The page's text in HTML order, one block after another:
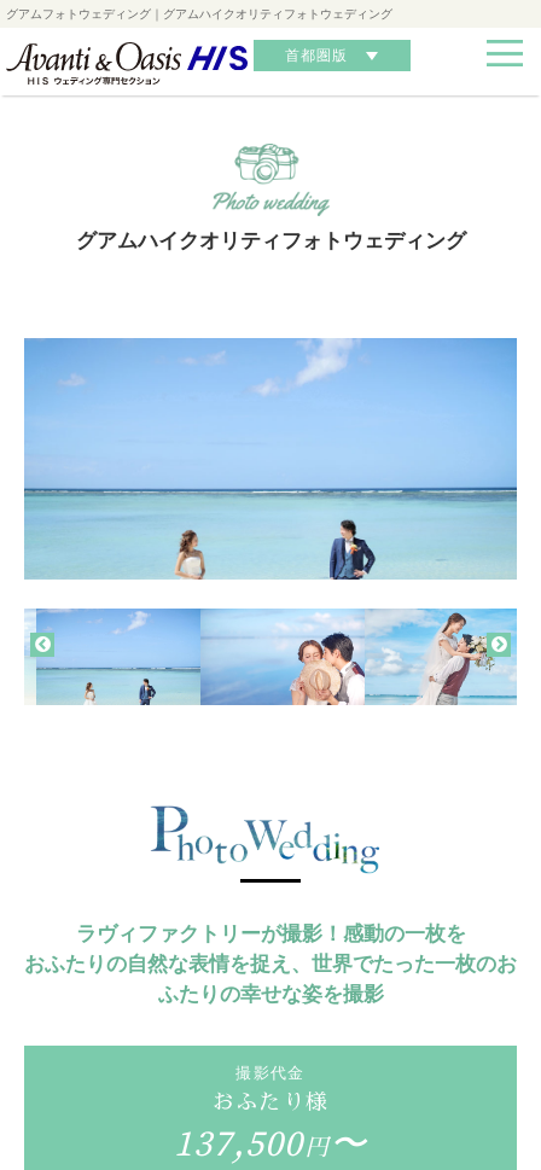
グアムフォトウェディング｜グアムハイクオリティフォトウェディング
首都圏版
グアムハイクオリティフォトウェディング
ラヴィファクトリーが撮影！感動の一枚を
おふたりの自然な表情を捉え、世界でたった一枚のお
ふたりの幸せな姿を撮影
撮影代金
おふたり様
137,500円〜